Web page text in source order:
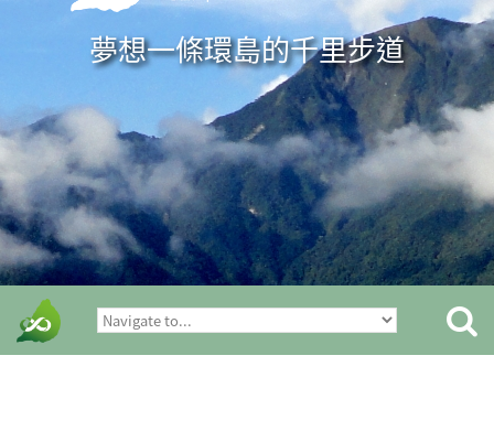
夢想一條環島的千里步道